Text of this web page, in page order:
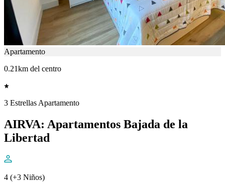
Apartamento
0.21km del centro
3 Estrellas Apartamento
AIRVA: Apartamentos Bajada de la
Libertad
4 (+3 Niños)